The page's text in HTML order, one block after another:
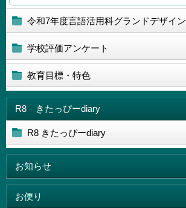
令和7年度言語活用科グランドデザイン
学校評価アンケート
教育目標・特色
R8 きたっぴーdiary
R8 きたっぴーdiary
お知らせ
お便り